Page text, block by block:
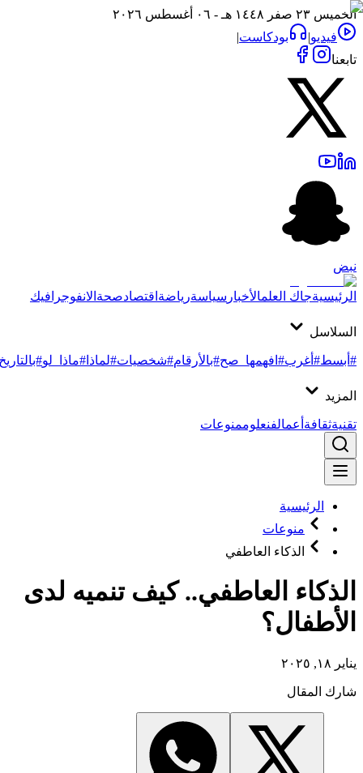
الخميس ٢٣ صفر ١٤٤٨ هـ - ٠٦ أغسطس ٢٠٢٦
فيديو| بودكاست|
تابعنا
نبض
الرئيسيةجاك العلمالأخبار سياسةرياضةاقتصادصحةالانفوجرافيك
السلاسل
#أبسط#أغرب#افهمها_صح#بالأرقام#شخصيات#لماذا #ماذا_لو#بالتاريخ
المزيد
تقنيةثقافةأعمالفنعلوممنوعات
الرئيسية
منوعات
الذكاء العاطفي
الذكاء العاطفي.. كيف تنميه لدى
الأطفال؟
يناير ١٨, ٢٠٢٥
شارك المقال